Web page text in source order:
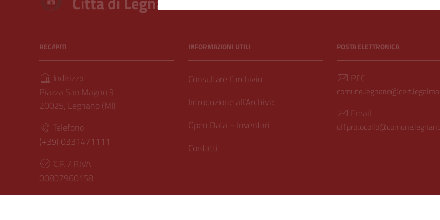
RECAPITI
Indirizzo
Piazza San Magno 9
20025, Legnano (MI)
Telefono
(+39) 0331471111
C.F. / P.IVA
00807960158
INFORMAZIONI UTILI
Consultare l’archivio
Introduzione all’Archivio
Open Data – Inventari
Contatti
POSTA ELETTRONICA
PEC
Email